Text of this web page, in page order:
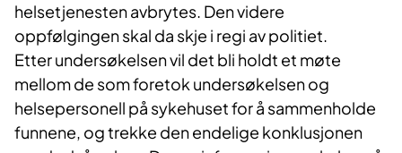
helsetjenesten avbrytes. Den videre
oppfølgingen skal da skje i regi av politiet.
Etter undersøkelsen vil det bli holdt et møte
mellom de som foretok undersøkelsen og
helsepersonell på sykehuset for å sammenholde
funnene, og trekke den endelige konklusjonen